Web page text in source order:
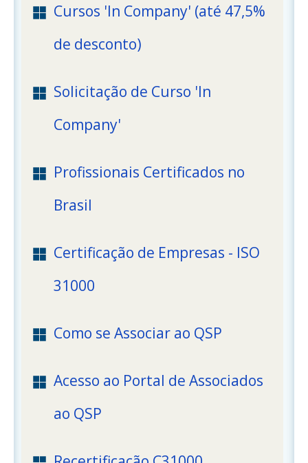
Cursos 'In Company' (até 47,5%
de desconto)
Solicitação de Curso 'In
Company'
Profissionais Certificados no
Brasil
Certificação de Empresas - ISO
31000
Como se Associar ao QSP
Acesso ao Portal de Associados
ao QSP